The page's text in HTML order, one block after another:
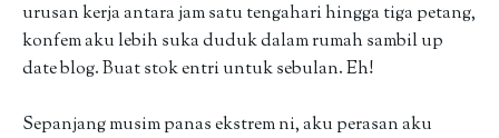
urusan kerja antara jam satu tengahari hingga tiga petang,
konfem aku lebih suka duduk dalam rumah sambil up
date blog. Buat stok entri untuk sebulan. Eh!
Sepanjang musim panas ekstrem ni, aku perasan aku